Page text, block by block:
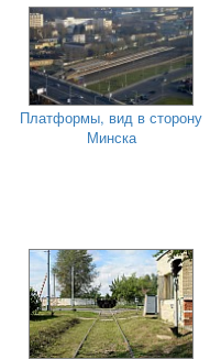
Платформы, вид в сторону
Минска